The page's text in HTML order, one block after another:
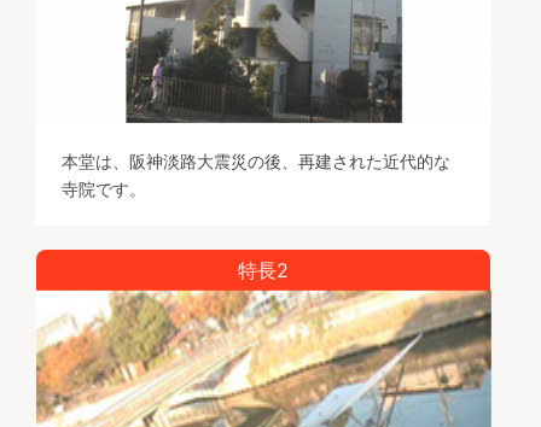
本堂は、阪神淡路大震災の後、再建された近代的な
寺院です。
特長2